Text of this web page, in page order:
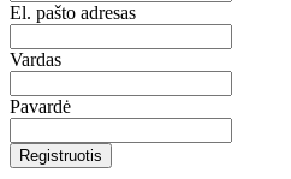
El. pašto adresas
Vardas
Pavardė
Registruotis